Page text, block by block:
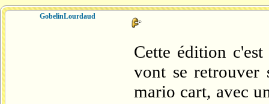
GobelinLourdaud
Cette édition
vont se retrouver
mario cart, avec